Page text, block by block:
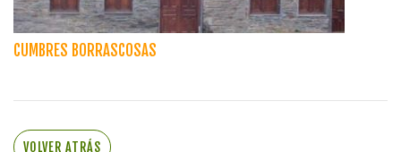
CUMBRES BORRASCOSAS
VOLVER ATRÁS